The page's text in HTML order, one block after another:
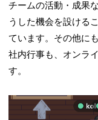
チームの活動・成果
うした機会を設ける
ています。その他に
社内行事も、オンラ
す。